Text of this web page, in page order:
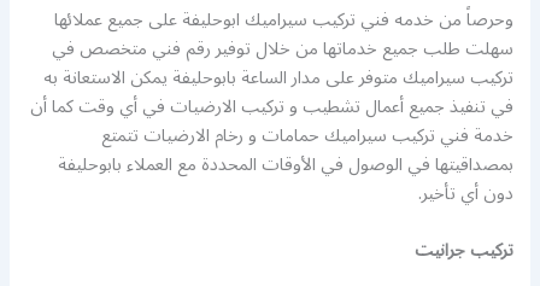
وحرصاً من خدمه فني تركيب سيراميك ابوحليفة على جميع عملائها
سهلت طلب جميع خدماتها من خلال توفير رقم فني متخصص في
تركيب سيراميك متوفر على مدار الساعة بابوحليفة يمكن الاستعانة به
في تنفيذ جميع أعمال تشطيب و تركيب الارضيات في أي وقت كما أن
خدمة فني تركيب سيراميك حمامات و رخام الارضيات تتمتع
بمصداقيتها في الوصول في الأوقات المحددة مع العملاء بابوحليفة
دون أي تأخير.
تركيب جرانيت